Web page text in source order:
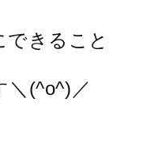
きること
＼(^o^)／